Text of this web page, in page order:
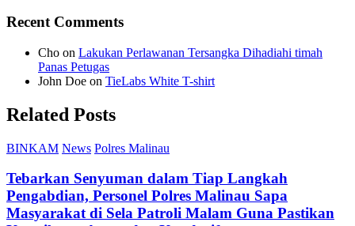
Recent Comments
Cho on Lakukan Perlawanan Tersangka Dihadiahi timah
Panas Petugas
John Doe on TieLabs White T-shirt
Related Posts
BINKAM News Polres Malinau
Tebarkan Senyuman dalam Tiap Langkah
Pengabdian, Personel Polres Malinau Sapa
Masyarakat di Sela Patroli Malam Guna Pastikan